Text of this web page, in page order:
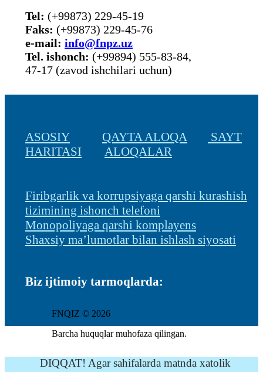
Tel: (+99873) 229-45-19
Faks: (+99873) 229-45-76
е-mail: info@fnpz.uz
Tel. ishonch: (+99894) 555-83-84,
47-17 (zavod ishchilari uchun)
ASOSIY QAYTA ALOQA
SAYT
HARITASI
ALOQALAR
Firibgarlik va korrupsiyaga qarshi kurashish
tizimining ishonch telefoni
Monopoliyaga qarshi komplayens
Shaxsiy ma’lumotlar bilan ishlash siyosati
Biz ijtimoiy tarmoqlarda:
FNQIZ © 2026
Barcha huquqlar muhofaza qilingan.
DIQQAT! Agar sahifalarda matnda xatolik